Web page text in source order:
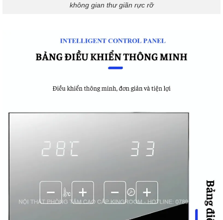
không gian thư giãn rực rỡ